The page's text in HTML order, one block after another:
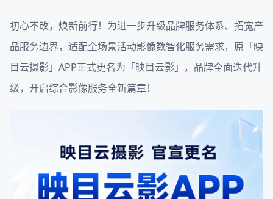
初心不改，焕新前行！为进一步升级品牌服务体系、拓宽产
品服务边界，适配全场景活动影像数智化服务需求，原「映
目云摄影」APP正式更名为「映目云影」，品牌全面迭代升
级，开启综合影像服务全新篇章！